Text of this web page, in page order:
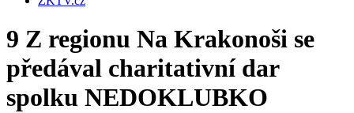
9 Z regionu Na Krakonoši se
předával charitativní dar
spolku NEDOKLUBKO